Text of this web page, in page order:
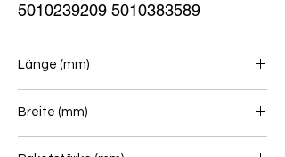
5010239209 5010383589
Länge (mm)
Breite (mm)